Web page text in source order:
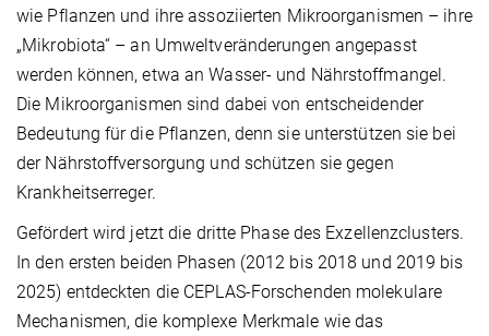
wie Pflanzen und ihre assoziierten Mikroorganismen – ihre
„Mikrobiota“ – an Umweltveränderungen angepasst
werden können, etwa an Wasser- und Nährstoffmangel.
Die Mikroorganismen sind dabei von entscheidender
Bedeutung für die Pflanzen, denn sie unterstützen sie bei
der Nährstoffversorgung und schützen sie gegen
Krankheitserreger.
Gefördert wird jetzt die dritte Phase des Exzellenzclusters.
In den ersten beiden Phasen (2012 bis 2018 und 2019 bis
2025) entdeckten die CEPLAS-Forschenden molekulare
Mechanismen, die komplexe Merkmale wie das